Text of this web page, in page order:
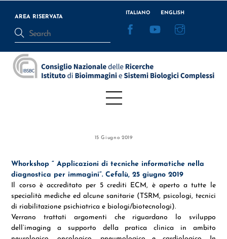
content
AREA RISERVATA
ITALIANO ENGLISH
Menu
15 Giugno 2019
Whorkshop ” Applicazioni di tecniche informatiche nella
diagnostica per immagini”. Cefalù, 25 giugno 2019
Il corso è accreditato per 5 crediti ECM, è aperto a tutte le
specialità mediche ed alcune sanitarie (TSRM, psicologi, tecnici
di riabilitazione psichiatrica e biologi/biotecnologi).
Verrano trattati argomenti che riguardano lo sviluppo
dell’imaging a supporto della pratica clinica in ambito